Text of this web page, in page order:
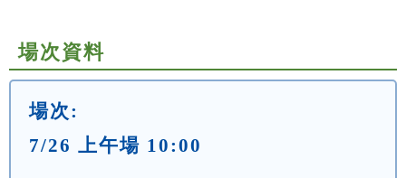
場次資料
場次:
7/26 上午場 10:00